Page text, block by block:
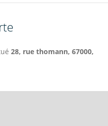
28, rue thomann, 67000,